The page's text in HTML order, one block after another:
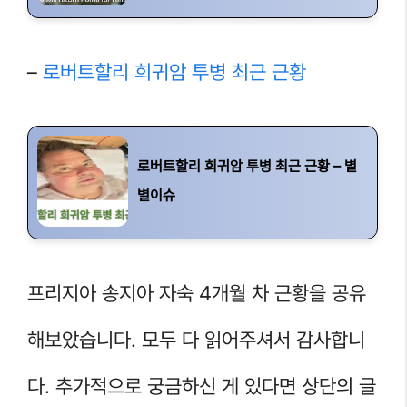
– 로버트할리 희귀암 투병 최근 근황
로버트할리 희귀암 투병 최근 근황 – 별
별이슈
프리지아 송지아 자숙 4개월 차 근황을 공유
해보았습니다. 모두 다 읽어주셔서 감사합니
다. 추가적으로 궁금하신 게 있다면 상단의 글